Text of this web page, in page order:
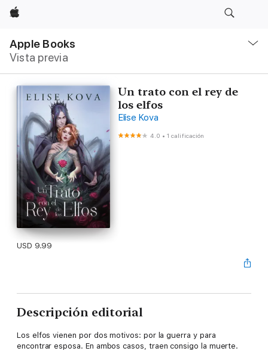
Apple
Apple Books
Vista previa
local
Abrir
Un trato con el rey de
los elfos
Elise Kova
4.0 •1 calificación
USD 9.99
Descripción editorial
Los elfos vienen por dos motivos: por la guerra y para
encontrar esposa. En ambos casos, traen consigo la muerte.